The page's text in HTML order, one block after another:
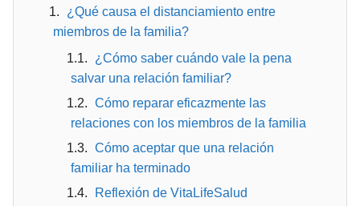
¿Qué causa el distanciamiento entre
miembros de la familia?
¿Cómo saber cuándo vale la pena
salvar una relación familiar?
Cómo reparar eficazmente las
relaciones con los miembros de la familia
Cómo aceptar que una relación
familiar ha terminado
Reflexión de VitaLifeSalud